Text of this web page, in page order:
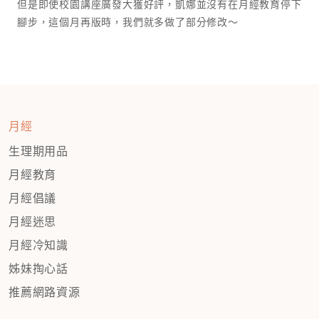
但是即使校園講座廣發大獲好評，凱娜並沒有在月經教育停下
腳步，這個月再版時，我們就多做了部分修改～
月經
生理期用品
月經教育
月經倡議
月經迷思
月經冷知識
姊妹掏心話
推薦網路資源